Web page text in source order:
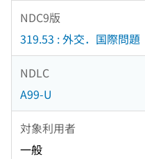
NDC9版
319.53 : 外交．国際問題
NDLC
A99-U
対象利用者
一般